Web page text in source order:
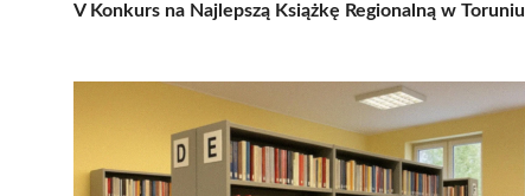
V Konkurs na Najlepszą Książkę Regionalną w Toruniu